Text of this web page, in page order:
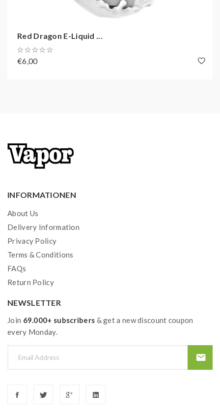
von der hervorragenden Qualität und komm in den
Red Dragon E-Liquid ...
€6,00
INFORMATIONEN
About Us
Delivery Information
Privacy Policy
Terms & Conditions
FAQs
Return Policy
NEWSLETTER
Join 69.000+ subscribers & get a new discount coupon
every Monday.